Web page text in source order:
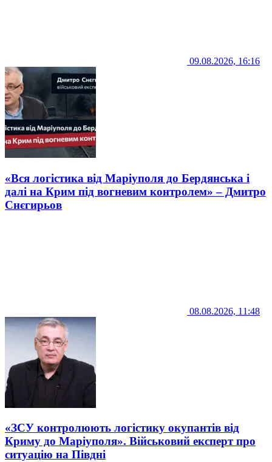
09.08.2026, 16:16
«Вся логістика від Маріуполя до Бердянська і
далі на Крим під вогневим контролем» – Дмитро
Снєгирьов
08.08.2026, 11:48
«ЗСУ контролюють логістику окупантів від
Криму до Маріуполя». Військовий експерт про
ситуацію на Півдні